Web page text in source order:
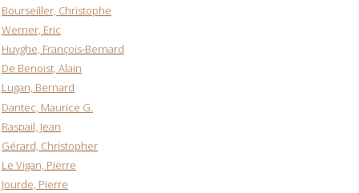
Bourseiller, Christophe
Werner, Eric
Huyghe, François-Bernard
De Benoist, Alain
Lugan, Bernard
Dantec, Maurice G.
Raspail, Jean
Gérard, Christopher
Le Vigan, Pierre
Jourde, Pierre